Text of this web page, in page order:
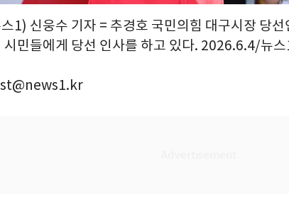
1) 신웅수 기자 = 추경호 국민의힘 대구시장 당선
시민들에게 당선 인사를 하고 있다. 2026.6.4/뉴